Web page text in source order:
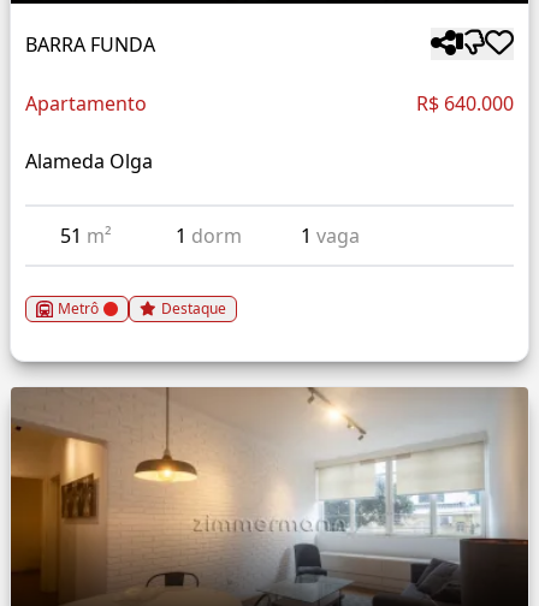
BARRA FUNDA
Apartamento R$ 640.000
Alameda Olga
51 m² 1 dorm 1vaga
Metrô Destaque